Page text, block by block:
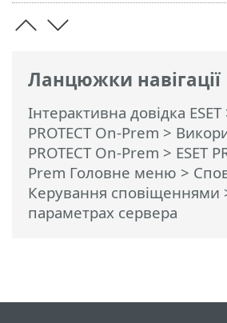
Ланцюжки навігації
Інтерактивна довідка ESET
PROTECT On-Prem >
PROTECT On-Prem > ESET
Prem Головне меню >
Керування сповіщеннями
параметрах сервера